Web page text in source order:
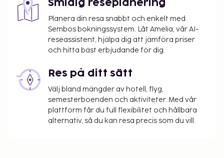
Smidig reseplanering
Planera din resa snabbt och enkelt med
Sembos bokningssystem. Låt Amelia, vår AI-
reseassistent, hjälpa dig att jämföra priser
och hitta bäst erbjudande för dig.
Res på ditt sätt
Välj bland mängder av hotell, flyg,
semesterboenden och aktiviteter. Med vår
plattform får du full flexibilitet och hållbara
alternativ, så du kan resa precis som du vill.